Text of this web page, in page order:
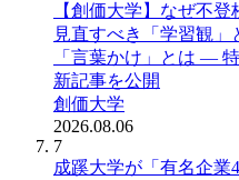
【創価大学】なぜ不
見直すべき「学習観
「言葉かけ」とは ―
新記事を公開
創価大学
2026.08.06
7
成蹊大学が「有名企業